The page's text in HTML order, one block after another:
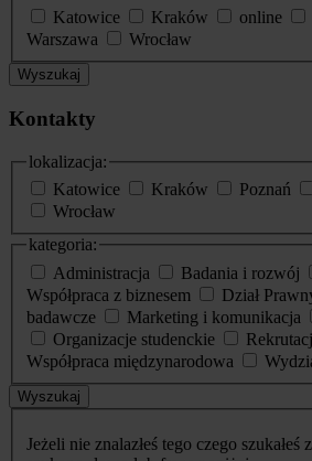
Katowice
Kraków online
Warszawa
Wrocław
Wyszukaj
Kontakty
lokalizacja:
Katowice
Kraków Poznań
Wrocław
kategoria:
Administracja
Badania i rozwój
Współpraca z biznesem
Dział
badawcze
Marketing i komunikacja
Organizacje studenckie
Współpraca międzynarodowa
Wyszukaj
Jeżeli nie znalazłeś tego czego szukałeś